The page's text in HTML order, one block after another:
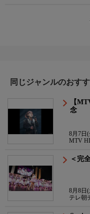
同じジャンルのおす
【
念
8月7日(
MTV
＜完
8月8日(
テレ朝